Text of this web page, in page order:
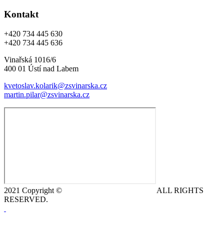
Kontakt
+420 734 445 630
+420 734 445 636
Vinařská 1016/6
400 01 Ústí nad Labem
kvetoslav.kolarik@zsvinarska.cz
martin.pilar@zsvinarska.cz
2021 Copyright ©
ALL RIGHTS
RESERVED.